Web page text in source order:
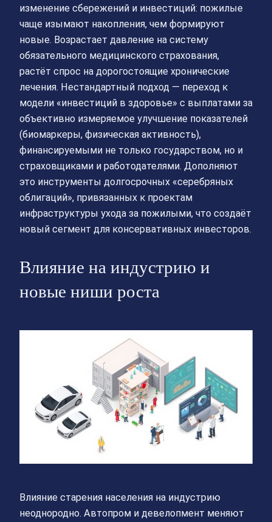
изменение сбережений и инвестиций: пожилые
чаще изымают накопления, чем формируют
новые. Возрастает давление на систему
обязательного медицинского страхования,
растёт спрос на дорогостоящие хронические
лечения. Нестандартный подход — переход к
модели «инвестиций в здоровье» с выплатами за
объективно измеряемое улучшение показателей
(биомаркеры, физическая активность),
финансируемыми не только государством, но и
страховщиками и работодателями. Дополняют
это инструменты долгосрочных «серебряных
облигаций», привязанных к проектам
инфраструктуры ухода за пожилыми, что создаёт
новый сегмент для консервативных инвесторов.
Влияние на индустрию и
новые ниши роста
Влияние старения населения на индустрию
неоднородно. Автопром и девелопмент меняют